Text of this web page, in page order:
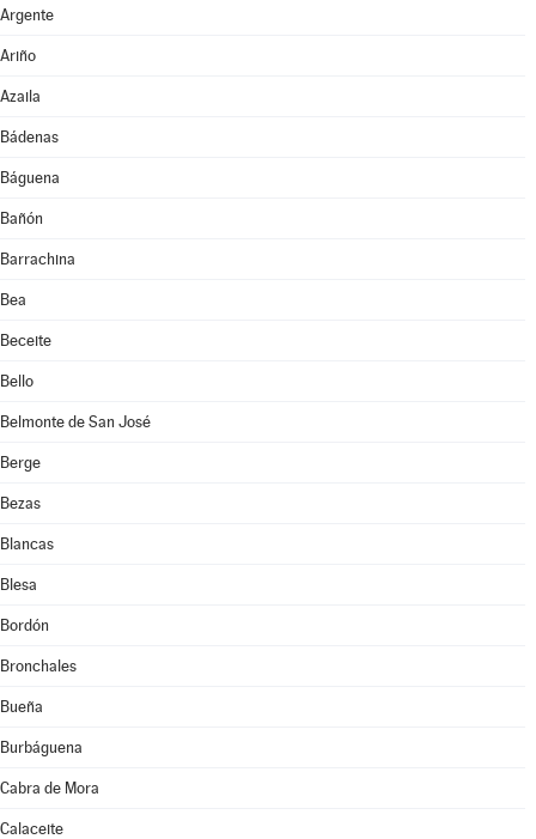
Argente
Ariño
Azaila
Bádenas
Báguena
Bañón
Barrachina
Bea
Beceite
Bello
Belmonte de San José
Berge
Bezas
Blancas
Blesa
Bordón
Bronchales
Bueña
Burbáguena
Cabra de Mora
Calaceite